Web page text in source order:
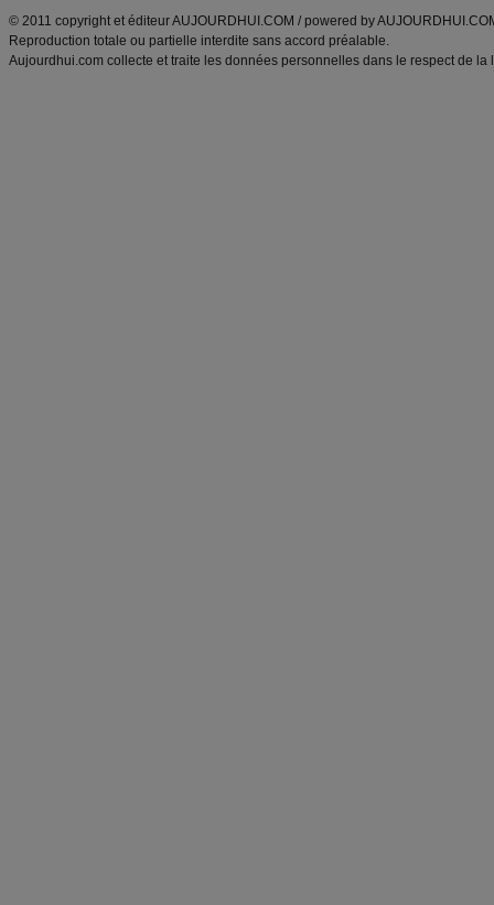
© 2011 copyright et éditeur AUJOURDHUI.COM / powered by
Reproduction totale ou partielle interdite sans accord préalable.
Aujourdhui.com collecte et traite les données personnelles dans le respect de